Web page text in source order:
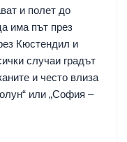
и полет до
има път през
Кюстендил и
случаи градът
и често влиза
или „София –